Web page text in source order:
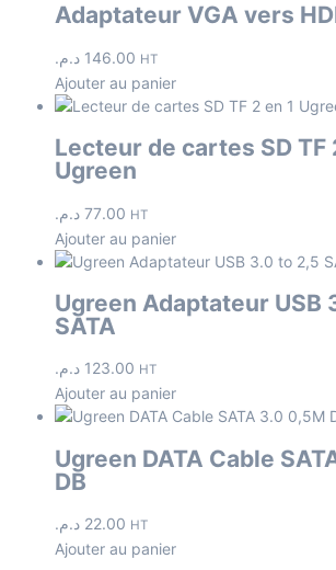
Adaptateur VGA vers
146.00 د.م. HT
Ajouter au panier
Lecteur de cartes SD TF
Ugreen
77.00 د.م. HT
Ajouter au panier
Ugreen Adaptateur USB
SATA
123.00 د.م. HT
Ajouter au panier
Ugreen DATA Cable
DB
22.00 د.م. HT
Ajouter au panier